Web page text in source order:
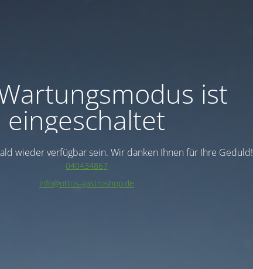
ist
eingeschaltet
wieder verfügbar sein. Wir danken Ihnen für Ihre Geduld!
040434867
info@ottos-gastroshop.de